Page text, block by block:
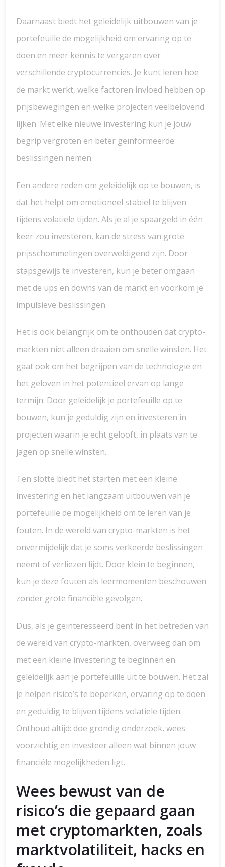
Daarnaast biedt het geleidelijk uitbouwen van je
portefeuille de mogelijkheid om ervaring op te
doen en meer kennis te vergaren over
verschillende cryptocurrencies. Je kunt leren hoe
de markt werkt, welke factoren invloed hebben op
prijsbewegingen en welke projecten veelbelovend
lijken. Met elke nieuwe investering kun je jouw
begrip vergroten en beter geïnformeerde
beslissingen nemen.
Een andere reden om geleidelijk op te bouwen, is
dat het helpt om emotioneel stabiel te blijven
tijdens volatiele tijden. Als je al je spaargeld in één
keer zou investeren, kan de stress van grote
prijsschommelingen overweldigend zijn. Door
stapsgewijs te investeren, kun je beter omgaan
met de ups en downs van de markt en voorkom je
impulsieve beslissingen.
Het is ook belangrijk om te onthouden dat crypto-
markten niet alleen draaien om snelle winsten. Het
gaat ook om het begrijpen van de technologie en
het geloven in het potentieel ervan op lange
termijn. Door geleidelijk je portefeuille op te
bouwen, kun je geduldig zijn en investeren in
projecten waarin je echt gelooft, in plaats van te
jagen op snelle winsten.
Ten slotte biedt het starten met een kleine
investering en het langzaam uitbouwen van je
portefeuille de mogelijkheid om te leren van je
fouten. In de wereld van crypto-markten is het
onvermijdelijk dat je soms verkeerde beslissingen
neemt of verliezen lijdt. Door klein te beginnen,
kun je deze fouten als leermomenten beschouwen
zonder grote financiële gevolgen.
Dus, als je geïnteresseerd bent in het betreden van
de wereld van crypto-markten, overweeg dan om
met een kleine investering te beginnen en
geleidelijk aan je portefeuille uit te bouwen. Het zal
je helpen risico’s te beperken, ervaring op te doen
en geduldig te blijven tijdens volatiele tijden.
Onthoud altijd: doe grondig onderzoek, wees
voorzichtig en investeer alleen wat binnen jouw
financiële mogelijkheden ligt.
Wees bewust van de
risico’s die gepaard gaan
met cryptomarkten, zoals
marktvolatiliteit, hacks en